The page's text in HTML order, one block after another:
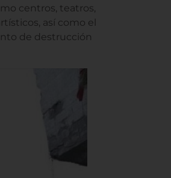
centros, teatros,
así como el
de destrucción